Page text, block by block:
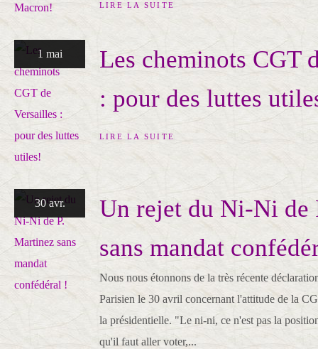
LIRE LA SUITE
1 mai
Les cheminots CGT
: pour des luttes
LIRE LA SUITE
30 avr.
Un rejet du Ni-Ni de
sans mandat
Nous nous étonnons de la très récente
Parisien le 30 avril concernant l'attitude de la
la présidentielle. "Le ni-ni, ce n'est pas la
qu'il faut aller voter,...